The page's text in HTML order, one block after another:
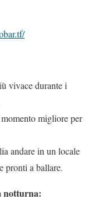
vivace durante i
migliore per
andare in un locale
pronti a ballare.
notturna: